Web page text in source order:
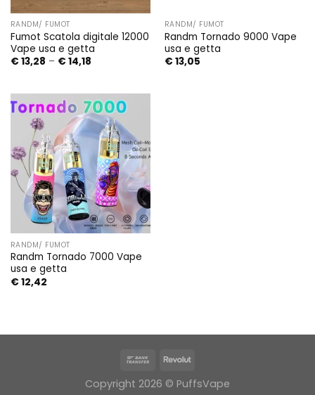
RANDM/ FUMOT
Fumot Scatola digitale 12000
Vape usa e getta
€13,28 – €14,18Price
€ 14,18
RANDM/ FUMOT
Randm Tornado 9000 Vape
usa e getta
€13,05
RANDM/ FUMOT
Randm Tornado 7000 Vape
usa e getta
€12,42
Copyright 2026 © PuffsVape